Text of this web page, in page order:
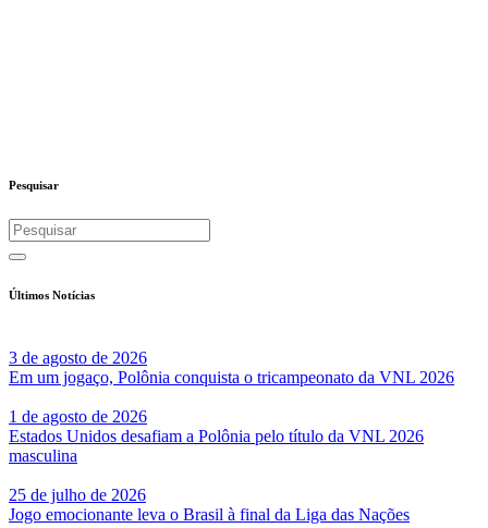
Pesquisar
Últimos Notícias
3 de agosto de 2026
Em um jogaço, Polônia conquista o tricampeonato da VNL 2026
1 de agosto de 2026
Estados Unidos desafiam a Polônia pelo título da VNL 2026
masculina
25 de julho de 2026
Jogo emocionante leva o Brasil à final da Liga das Nações